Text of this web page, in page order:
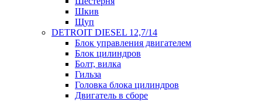
Шкив
Щуп
DETROIT DIESEL 12,7/14
Блок управления двигателем
Блок цилиндров
Болт, вилка
Гильза
Головка блока цилиндров
Двигатель в сборе